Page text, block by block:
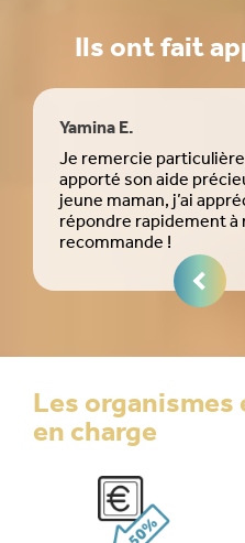
Ils ont fait
Yamina E.
Je remercie
apporté son aide
jeune maman, j’ai
répondre rapidement à
recommande !
Les
en charge